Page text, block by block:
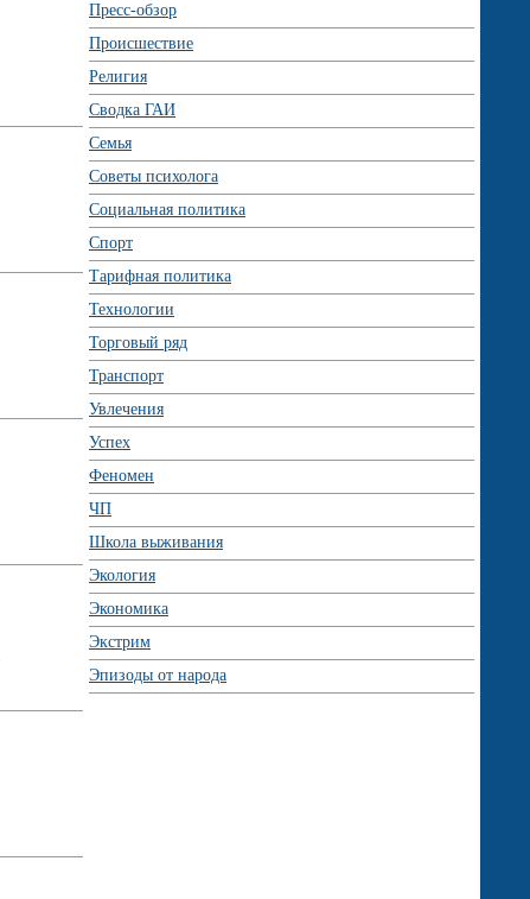
Пресс-обзор
Происшествие
Религия
Сводка ГАИ
Семья
Советы психолога
Социальная политика
Спорт
Тарифная политика
Технологии
Торговый ряд
Транспорт
Увлечения
Успех
Феномен
ЧП
Школа выживания
Экология
Экономика
Экстрим
Эпизоды от народа